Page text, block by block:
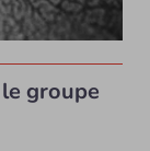
groupe